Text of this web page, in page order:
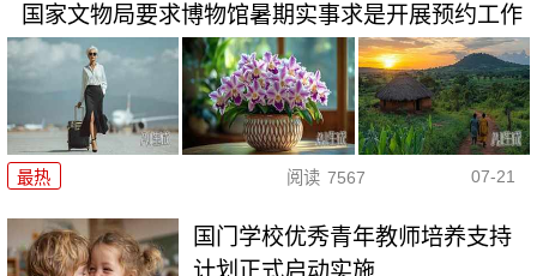
国家文物局要求博物馆暑期实事求是开展预约工作
最热 阅读 7567 07-21
国门学校优秀青年教师培养支持
计划正式启动实施